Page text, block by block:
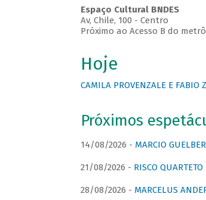
Espaço Cultural BNDES
Av, Chile, 100 - Centro
Próximo ao Acesso B do
Hoje
CAMILA PROVENZALE E
Próximos
14/08/2026 - MARCIO
21/08/2026 - RISCO
28/08/2026 - MARCELUS